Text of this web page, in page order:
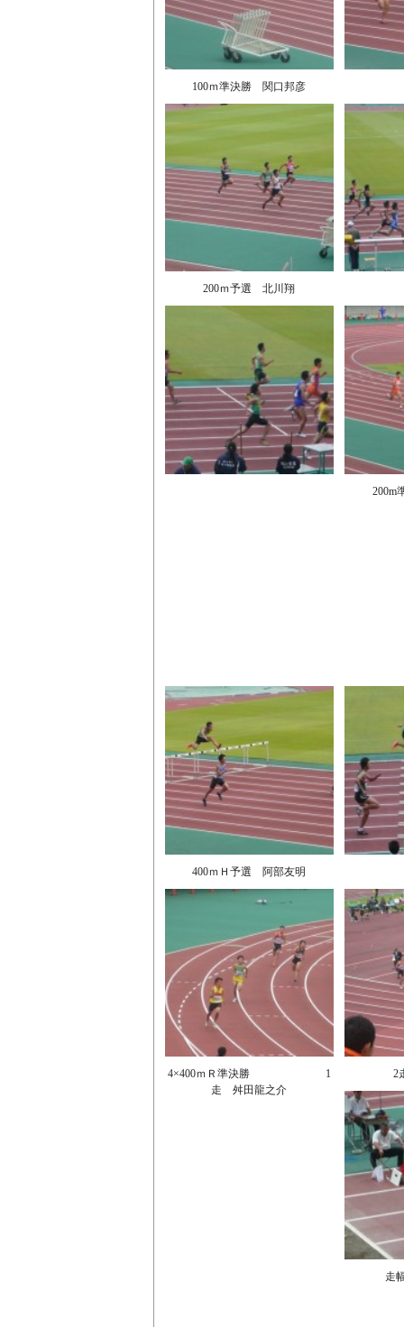
100ｍ準決勝 関口邦彦
200ｍ予選 北川翔
200m
400ｍＨ予選 阿部友明
4×400ｍＲ準決勝 1
走 舛田龍之介
2
走